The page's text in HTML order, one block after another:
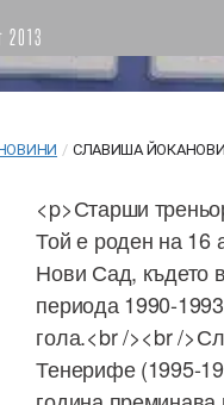
2013
/ СЛАВИША
<p>Старши
Той е роден на 16
Нови Сад, където
периода 1990-
гола.<br /><br /
Тенерифе (1995-